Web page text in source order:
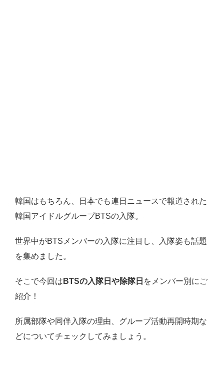
韓国はもちろん、日本でも連日ニュースで報道された
韓国アイドルグループBTSの入隊。
世界中がBTSメンバーの入隊に注目し、入隊姿も話題
を集めました。
そこで今回は BTSの入隊日や除隊日 をメンバー別にご
紹介！
所属部隊や同伴入隊の理由、グループ活動再開時期な
どについてチェックしてみましょう。